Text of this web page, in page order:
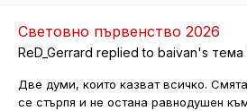
Световно първенство 2026
ReD_Gerrard replied to baivan's тема
Две думи, които казват всичко.
се стърпя и не остана равнодушен